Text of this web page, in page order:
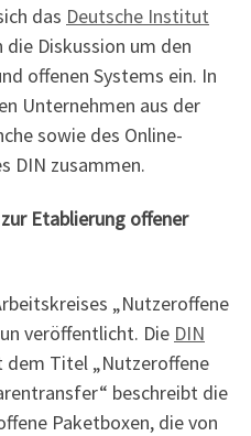
das Deutsche Institut
die Diskussion um den
offenen Systems ein. In
Unternehmen aus der
sowie des Online-
DIN zusammen.
Etablierung offener
„Nutzeroffene
veröffentlicht. Die DIN
dem Titel „Nutzeroffene
beschreibt die
Paketboxen, die von